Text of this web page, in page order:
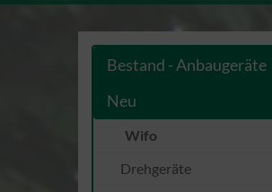
Bestand - Anbaugeräte
Neu
Wifo
Drehgeräte